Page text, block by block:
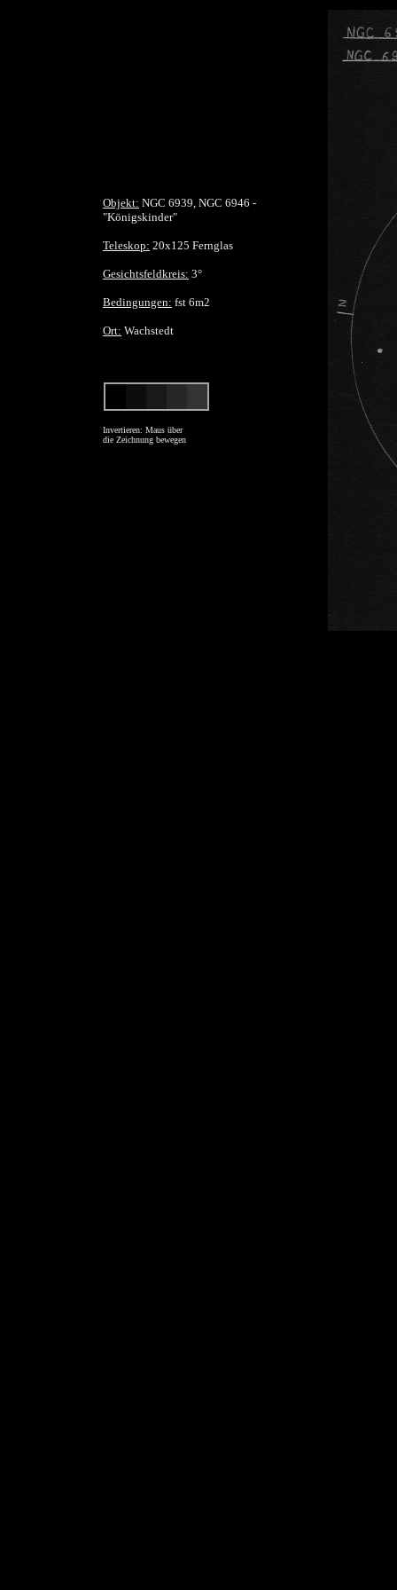
Objekt: NGC 6939, NGC 6946 -
"Königskinder"
Teleskop: 20x125 Fernglas
Gesichtsfeldkreis: 3°
Bedingungen: fst 6m2
Ort: Wachstedt
Invertieren: Maus über
die Zeichnung bewegen